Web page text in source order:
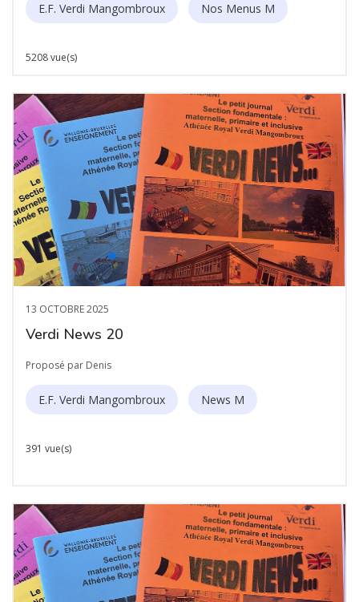
E.F. Verdi Mangombroux Nos Menus M
5208 vue(s)
13 OCTOBRE 2025
Verdi News 20
Proposé par Denis
E.F. Verdi Mangombroux News M
391 vue(s)